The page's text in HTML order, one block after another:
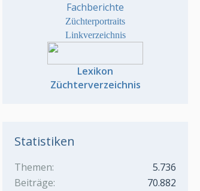
Fachberichte
Züchterportraits
Linkverzeichnis
Lexikon
Züchterverzeichnis
Statistiken
Themen
5.736
Beiträge
70.882